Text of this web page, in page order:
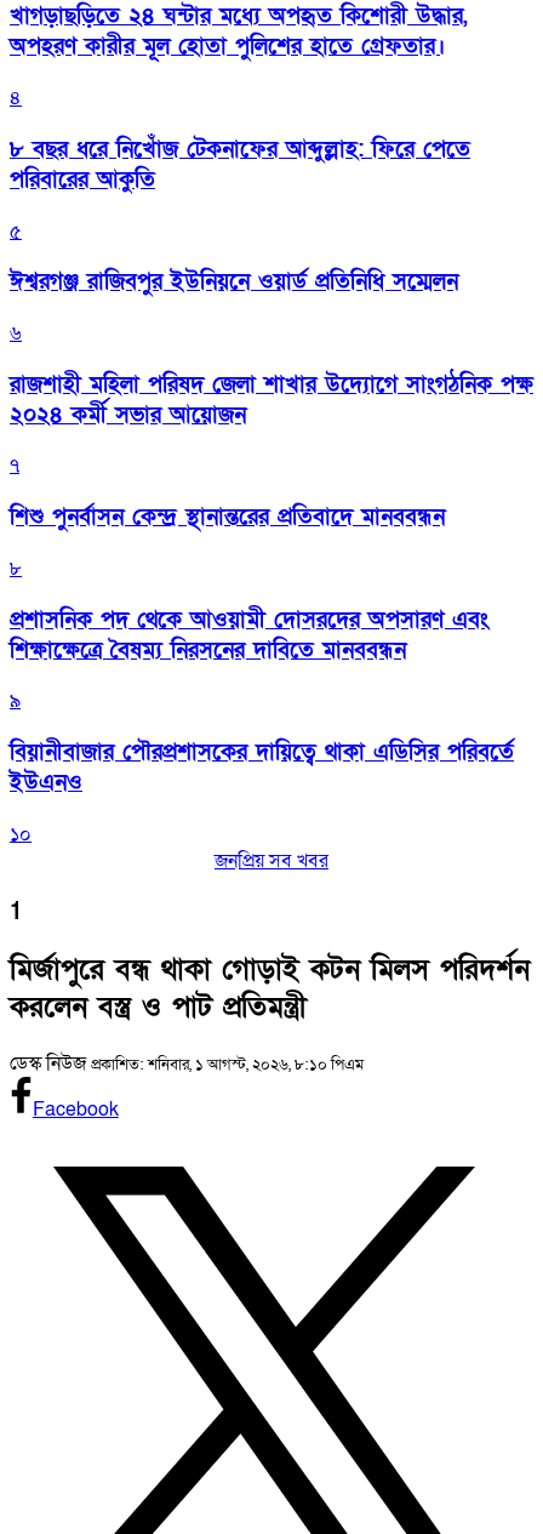
খাগড়াছড়িতে ২৪ ঘন্টার মধ্যে অপহৃত কিশোরী উদ্ধার,
অপহরণ কারীর মূল হোতা পুলিশের হাতে গ্রেফতার।
৪
৮ বছর ধরে নিখোঁজ টেকনাফের আব্দুল্লাহ: ফিরে পেতে
পরিবারের আকুতি
৫
ঈশ্বরগঞ্জ রাজিবপুর ইউনিয়নে ওয়ার্ড প্রতিনিধি সম্মেলন
৬
রাজশাহী মহিলা পরিষদ জেলা শাখার উদ্যোগে সাংগঠনিক পক্ষ
২০২৪ কর্মী সভার আয়োজন
৭
শিশু পুনর্বাসন কেন্দ্র স্থানান্তরের প্রতিবাদে মানববন্ধন
৮
প্রশাসনিক পদ থেকে আওয়ামী দোসরদের অপসারণ এবং
শিক্ষাক্ষেত্রে বৈষম্য নিরসনের দাবিতে মানববন্ধন
৯
বিয়ানীবাজার পৌরপ্রশাসকের দায়িত্বে থাকা এডিসির পরিবর্তে
ইউএনও
১০
জনপ্রিয় সব খবর
1
মির্জাপুরে বন্ধ থাকা গোড়াই কটন মিলস পরিদর্শন
করলেন বস্ত্র ও পাট প্রতিমন্ত্রী
ডেস্ক নিউজপ্রকাশিত: শনিবার, ১ আগস্ট, ২০২৬, ৮:১০ পিএম
Facebook